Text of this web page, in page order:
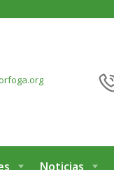
Noticias